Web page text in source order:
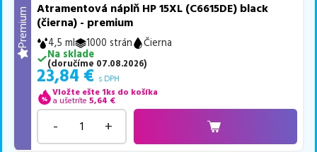
Premium
Atramentová náplň HP 15XL (C6615DE) black
(čierna) - premium
4,5 ml 1000 strán
Čierna
Na sklade
(doručíme 07.08.2026)
23,84 € s DPH
Vložte ešte 1ks do košíka
a ušetríte 5,64 €
- +